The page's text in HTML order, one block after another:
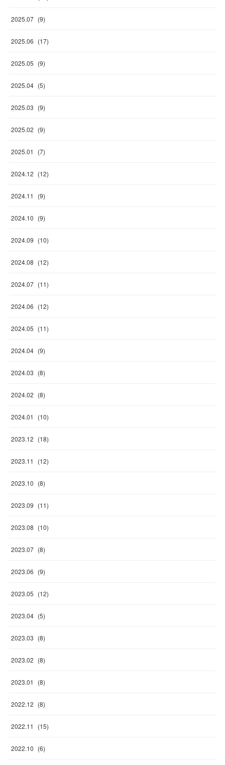
2025.07 (9)
2025.06 (17)
2025.05 (9)
2025.04 (5)
2025.03 (9)
2025.02 (9)
2025.01 (7)
2024.12 (12)
2024.11 (9)
2024.10 (9)
2024.09 (10)
2024.08 (12)
2024.07 (11)
2024.06 (12)
2024.05 (11)
2024.04 (9)
2024.03 (8)
2024.02 (8)
2024.01 (10)
2023.12 (18)
2023.11 (12)
2023.10 (8)
2023.09 (11)
2023.08 (10)
2023.07 (8)
2023.06 (9)
2023.05 (12)
2023.04 (5)
2023.03 (8)
2023.02 (8)
2023.01 (8)
2022.12 (8)
2022.11 (15)
2022.10 (6)